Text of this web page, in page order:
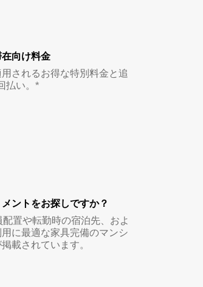
向け料金
されるお得な特別料金と追
払い。*
ントをお探しですか？
置や転勤時の宿泊先、およ
に最適な家具完備のマンシ
載されています。